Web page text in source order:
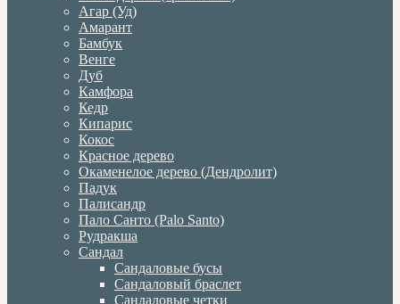
Агар (Уд)
Амарант
Бамбук
Венге
Дуб
Камфора
Кедр
Кипарис
Кокос
Красное дерево
Окаменелое дерево (Дендролит)
Падук
Палисандр
Пало Санто (Palo Santo)
Рудракша
Сандал
Сандаловые бусы
Сандаловый браслет
Сандаловые четки